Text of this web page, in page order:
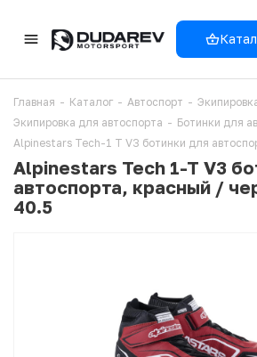
Главная - Каталог - Автоспорт -
Экипировка для автоспорта - Ботинки для
Alpinestars Tech-1 T V3 ботинки для
Alpinestars Tech 1-T V3
автоспорта, красный /
40.5